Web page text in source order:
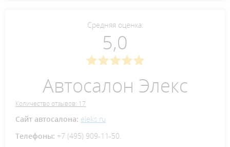
Средняя оценка:
5,0
Автосалон Элекс
Количество отзывов: 17
Сайт автосалона: eleks.ru
Телефоны: +7 (495) 909-11-50.